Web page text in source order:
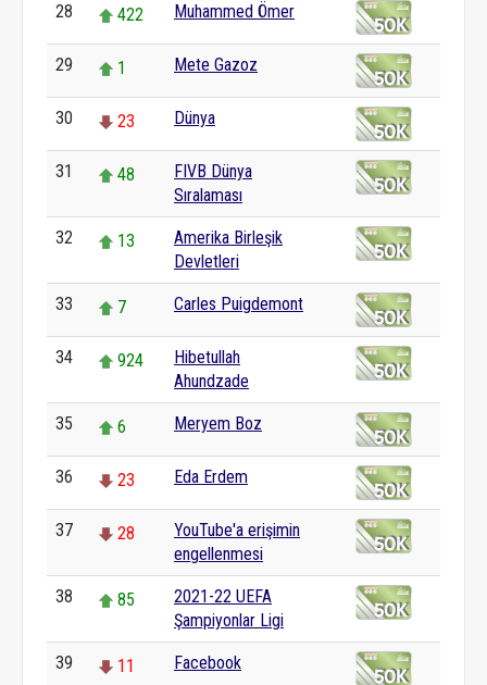
28 422 Muhammed Ömer
29 1 Mete Gazoz
30 23 Dünya
31 48
FIVB Dünya
Sıralaması
32 13
Amerika Birleşik
Devletleri
33 7 Carles Puigdemont
34 924
Hibetullah
Ahundzade
35 6 Meryem Boz
36 23 Eda Erdem
37 28
YouTube'a erişimin
engellenmesi
38 85
2021-22 UEFA
Şampiyonlar Ligi
39 11 Facebook